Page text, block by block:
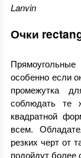
Lanvin
Очки
особенно если
промежутка
соблюдать те
квадратной
всем.
резких черт от
подойдут более